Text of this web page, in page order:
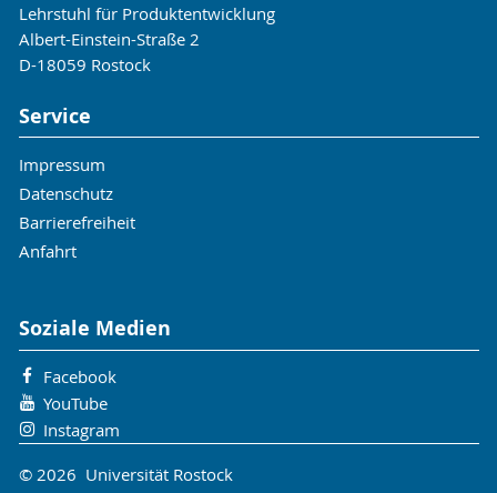
Lehrstuhl für Produktentwicklung
Albert-Einstein-Straße 2
D-18059 Rostock
Service
Impressum
Datenschutz
Barrierefreiheit
Anfahrt
Soziale Medien
Facebook
YouTube
Instagram
© 2026 Universität Rostock